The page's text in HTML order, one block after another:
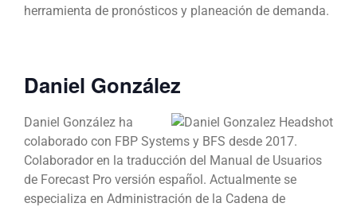
herramienta de pronósticos y planeación de demanda.
Daniel González
Daniel González ha
colaborado con FBP Systems y BFS desde 2017.
Colaborador en la traducción del Manual de Usuarios
de Forecast Pro versión español. Actualmente se
especializa en Administración de la Cadena de